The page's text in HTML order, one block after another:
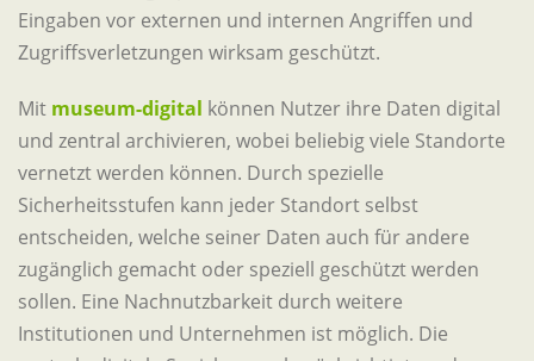
Eingaben vor externen und internen Angriffen und
Zugriffsverletzungen wirksam geschützt.
Mit museum-digital können Nutzer ihre Daten digital
und zentral archivieren, wobei beliebig viele Standorte
vernetzt werden können. Durch spezielle
Sicherheitsstufen kann jeder Standort selbst
entscheiden, welche seiner Daten auch für andere
zugänglich gemacht oder speziell geschützt werden
sollen. Eine Nachnutzbarkeit durch weitere
Institutionen und Unternehmen ist möglich. Die